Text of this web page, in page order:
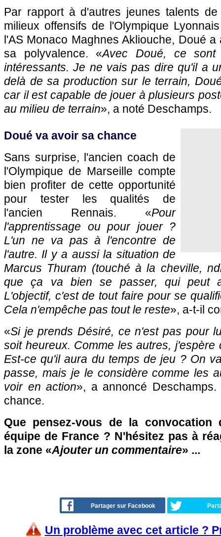
Par rapport à d'autres jeunes talents
milieux offensifs de l'Olympique
l'AS Monaco Maghnes Akliouche, Doué
sa polyvalence. «Avec Doué, ce sont
intéressants. Je ne vais pas dire qu'il a
delà de sa production sur le terrain,
car il est capable de jouer à plusieurs
au milieu de terrain», a noté Deschamps.
Doué va avoir sa chance
Sans surprise, l'ancien coach de
l'Olympique de Marseille compte
bien profiter de cette opportunité
pour tester les qualités de
l'ancien Rennais. «Pour
l'apprentissage ou pour jouer ?
L'un ne va pas à l'encontre de
l'autre. Il y a aussi la situation de
Marcus Thuram (touché à la cheville,
que ça va bien se passer, qui peut
L'objectif, c'est de tout faire pour se
Cela n'empêche pas tout le reste», a-t-il
«Si je prends Désiré, ce n'est pas pour
soit heureux. Comme les autres, j'espère
Est-ce qu'il aura du temps de jeu ? On
passe, mais je le considère comme les
voir en action», a annoncé
chance.
Que pensez-vous de la convocation
équipe de France ? N'hésitez pas à
la zone «Ajouter un commentaire» ...
Partager sur Facebook
Un problème avec cet article ?